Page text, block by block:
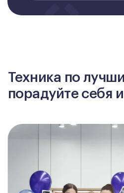
Техника по
порадуйте себя